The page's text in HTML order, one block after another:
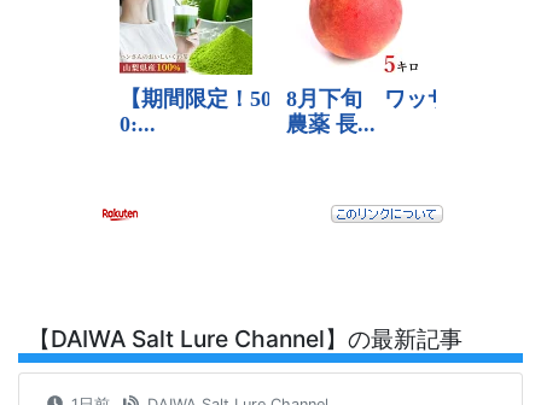
【DAIWA Salt Lure Channel】の最新記事